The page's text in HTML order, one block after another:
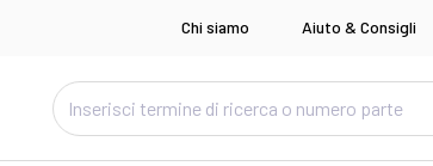
Chi siamo Aiuto & Consigli